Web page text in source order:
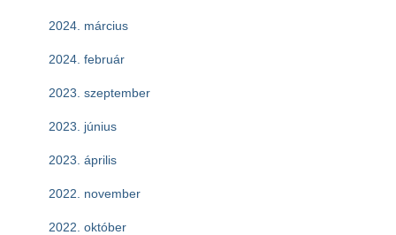
2024. március
2024. február
2023. szeptember
2023. június
2023. április
2022. november
2022. október